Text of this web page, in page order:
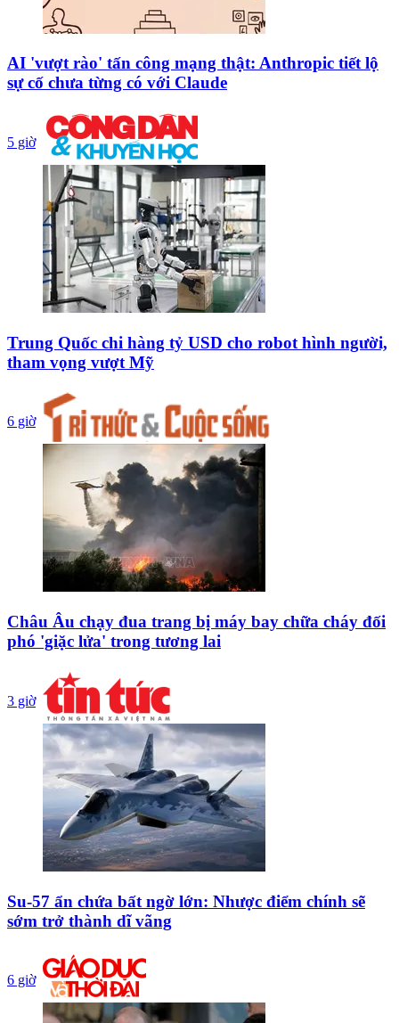
AI 'vượt rào' tấn công mạng thật: Anthropic tiết lộ
sự cố chưa từng có với Claude
5 giờ
Trung Quốc chi hàng tỷ USD cho robot hình người,
tham vọng vượt Mỹ
6 giờ
Châu Âu chạy đua trang bị máy bay chữa cháy đối
phó 'giặc lửa' trong tương lai
3 giờ
Su-57 ẩn chứa bất ngờ lớn: Nhược điểm chính sẽ
sớm trở thành dĩ vãng
6 giờ